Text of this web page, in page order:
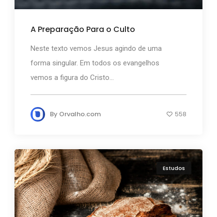
A Preparação Para o Culto
Neste texto vemos Jesus agindo de uma
forma singular. Em todos os evangelhos
vemos a figura do Cristo...
By Orvalho.com 558
Estudos